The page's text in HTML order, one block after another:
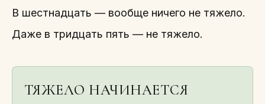
В шестнадцать — вообще ничего не тяжело.
Даже в тридцать пять — не тяжело.
ТЯЖЕЛО НАЧИНАЕТСЯ